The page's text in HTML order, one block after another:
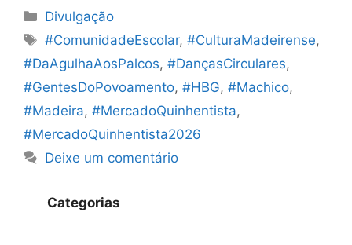
Categorias
Divulgação
Etiquetas
#ComunidadeEscolar,#CulturaMadeirense,
#DaAgulhaAosPalcos, #DançasCirculares,
#GentesDoPovoamento, #HBG, #Machico,
#Madeira, #MercadoQuinhentista,
#MercadoQuinhentista2026
Deixe um comentário
Categorias